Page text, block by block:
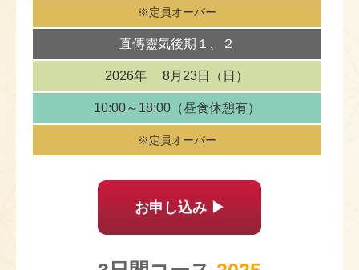
※定員オーバー
直傳靈気後期１、２
2026年 8月23日（日）
10:00～18:00（昼食休憩有）
※定員オーバー
お申し込み ▶︎